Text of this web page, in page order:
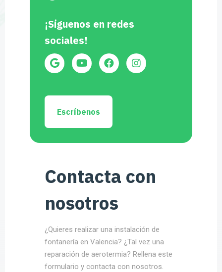
¡Síguenos en redes
sociales!
Escríbenos
Contacta con
nosotros
¿Quieres realizar una instalación de
fontanería en Valencia? ¿Tal vez una
reparación de aerotermia? Rellena este
formulario y contacta con nosotros.